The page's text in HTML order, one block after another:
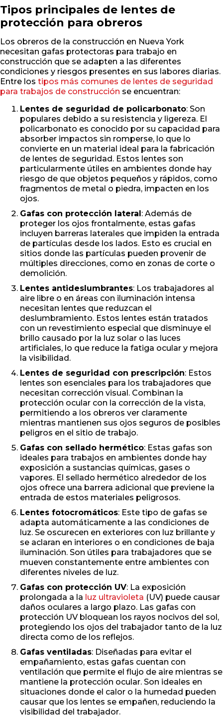
Tipos principales de lentes de
protección para obreros
Los obreros de la construcción en Nueva York
necesitan gafas protectoras para trabajo en
construcción que se adapten a las diferentes
condiciones y riesgos presentes en sus labores diarias.
Entre los tipos más comunes de lentes de seguridad
para trabajos de construcción se encuentran:
Lentes de seguridad de policarbonato: Son
populares debido a su resistencia y ligereza. El
policarbonato es conocido por su capacidad para
absorber impactos sin romperse, lo que lo
convierte en un material ideal para la fabricación
de lentes de seguridad. Estos lentes son
particularmente útiles en ambientes donde hay
riesgo de que objetos pequeños y rápidos, como
fragmentos de metal o piedra, impacten en los
ojos.
Gafas con protección lateral: Además de
proteger los ojos frontalmente, estas gafas
incluyen barreras laterales que impiden la entrada
de partículas desde los lados. Esto es crucial en
sitios donde las partículas pueden provenir de
múltiples direcciones, como en zonas de corte o
demolición.
Lentes antideslumbrantes: Los trabajadores al
aire libre o en áreas con iluminación intensa
necesitan lentes que reduzcan el
deslumbramiento. Estos lentes están tratados
con un revestimiento especial que disminuye el
brillo causado por la luz solar o las luces
artificiales, lo que reduce la fatiga ocular y mejora
la visibilidad.
Lentes de seguridad con prescripción: Estos
lentes son esenciales para los trabajadores que
necesitan corrección visual. Combinan la
protección ocular con la corrección de la vista,
permitiendo a los obreros ver claramente
mientras mantienen sus ojos seguros de posibles
peligros en el sitio de trabajo.
Gafas con sellado hermético: Estas gafas son
ideales para trabajos en ambientes donde hay
exposición a sustancias químicas, gases o
vapores. El sellado hermético alrededor de los
ojos ofrece una barrera adicional que previene la
entrada de estos materiales peligrosos.
Lentes fotocromáticos: Este tipo de gafas se
adapta automáticamente a las condiciones de
luz. Se oscurecen en exteriores con luz brillante y
se aclaran en interiores o en condiciones de baja
iluminación. Son útiles para trabajadores que se
mueven constantemente entre ambientes con
diferentes niveles de luz.
Gafas con protección UV: La exposición
prolongada a la luz ultravioleta (UV) puede causar
daños oculares a largo plazo. Las gafas con
protección UV bloquean los rayos nocivos del sol,
protegiendo los ojos del trabajador tanto de la luz
directa como de los reflejos.
Gafas ventiladas: Diseñadas para evitar el
empañamiento, estas gafas cuentan con
ventilación que permite el flujo de aire mientras se
mantiene la protección ocular. Son ideales en
situaciones donde el calor o la humedad pueden
causar que los lentes se empañen, reduciendo la
visibilidad del trabajador.